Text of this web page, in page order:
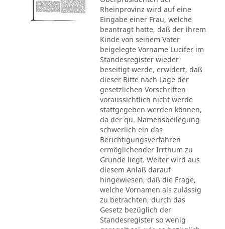
Rheinprovinz wird auf eine
Eingabe einer Frau, welche
beantragt hatte, daß der ihrem
Kinde von seinem Vater
beigelegte Vorname Lucifer im
Standesregister wieder
beseitigt werde, erwidert, daß
dieser Bitte nach Lage der
gesetzlichen Vorschriften
voraussichtlich nicht werde
stattgegeben werden können,
da der qu. Namensbeilegung
schwerlich ein das
Berichtigungsverfahren
ermöglichender Irrthum zu
Grunde liegt. Weiter wird aus
diesem Anlaß darauf
hingewiesen, daß die Frage,
welche Vornamen als zulässig
zu betrachten, durch das
Gesetz bezüglich der
Standesregister so wenig